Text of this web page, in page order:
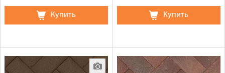
Купить Купить